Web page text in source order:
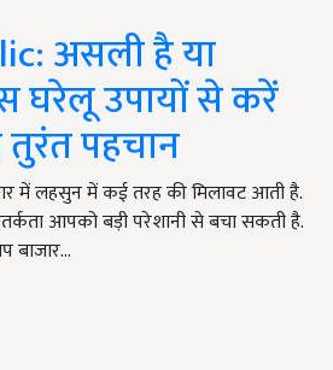
असली है या
घरेलू उपायों से करें
पहचान
में लहसुन में कई तरह की मिलावट आती है.
आपको बड़ी परेशानी से बचा सकती है.
बाजार…